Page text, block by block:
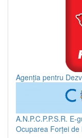
Agenția pentru
A.N.P.C.P.P.S.R. E-
Ocuparea Forței de